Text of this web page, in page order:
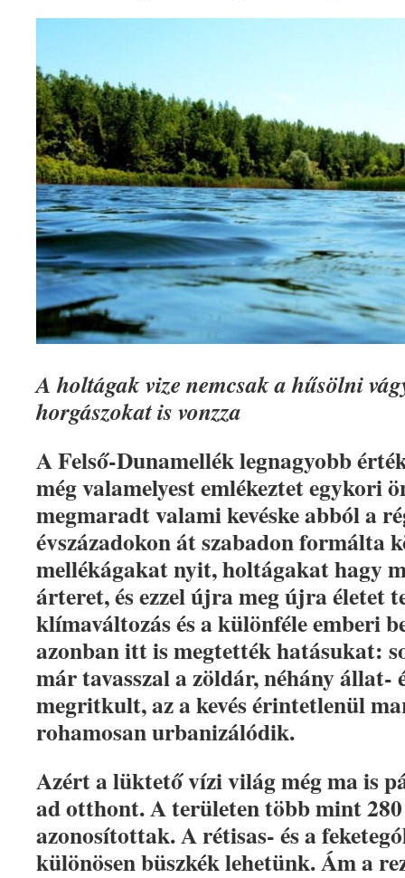
A holtágak vize nemcsak a hűsölni
horgászokat is vonzza
A Felső-Dunamellék legnagyobb
még valamelyest emlékeztet egykori
megmaradt valami kevéske abból a
évszázadokon át szabadon formálta
mellékágakat nyit, holtágakat hagy
árteret, és ezzel újra meg újra életet
klímaváltozás és a különféle emberi
azonban itt is megtették hatásukat:
már tavasszal a zöldár, néhány állat-
megritkult, az a kevés érintetlenül
rohamosan urbanizálódik.
Azért a lüktető vízi világ még ma is
ad otthont. A területen több mint
azonosítottak. A rétisas- és a
különösen büszkék lehetünk. Ám a